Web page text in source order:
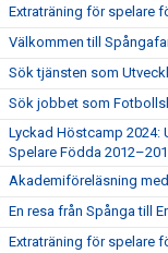
Extraträning för spelare
Välkommen till
Sök tjänsten som
Sök jobbet som
Lyckad Höstcamp 2024:
Spelare Födda
Akademiföreläsning
En resa från Spånga till
Extraträning för spelare